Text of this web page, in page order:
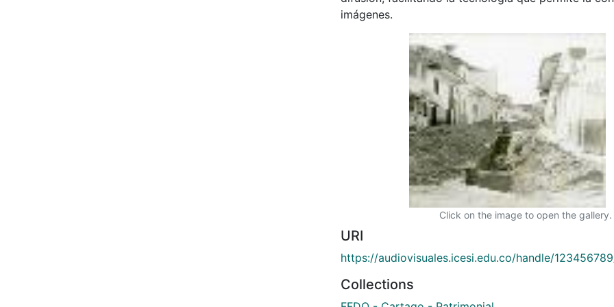
imágenes.
Click on the image to open the gallery.
URI
https://audiovisuales.icesi.edu.co/handle/
Collections